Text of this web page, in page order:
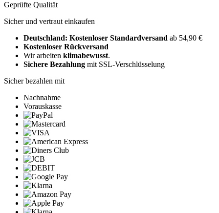
Geprüfte Qualität
Sicher und vertraut einkaufen
Deutschland: Kostenloser Standardversand ab 54,90 €
Kostenloser Rückversand
Wir arbeiten klimabewusst.
Sichere Bezahlung mit SSL-Verschlüsselung
Sicher bezahlen mit
Nachnahme
Vorauskasse